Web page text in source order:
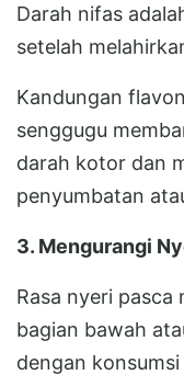
Darah nifas
setelah
Kandungan
senggugu
darah kotor dan
penyumbatan
3. Mengurangi
Rasa nyeri
bagian bawah
dengan